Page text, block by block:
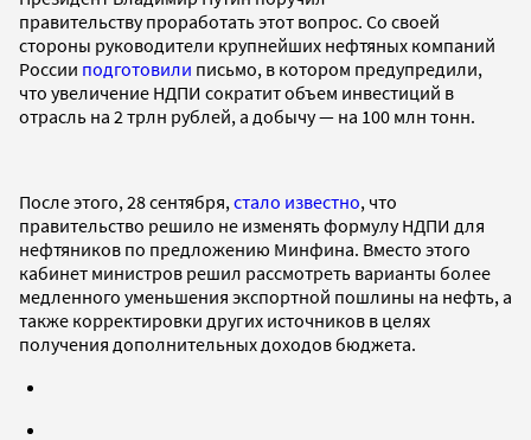
правительству проработать этот вопрос. Со своей
стороны руководители крупнейших нефтяных компаний
России подготовили письмо, в котором предупредили,
что увеличение НДПИ сократит объем инвестиций в
отрасль на 2 трлн рублей, а добычу — на 100 млн тонн.
После этого, 28 сентября, стало известно, что
правительство решило не изменять формулу НДПИ для
нефтяников по предложению Минфина. Вместо этого
кабинет министров решил рассмотреть варианты более
медленного уменьшения экспортной пошлины на нефть, а
также корректировки других источников в целях
получения дополнительных доходов бюджета.